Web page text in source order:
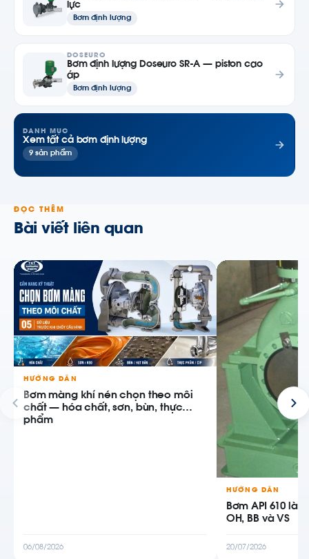
lực
Bơm định lượng
DOSEURO
Bơm định lượng Doseuro SR-A — piston cao
áp
Bơm định lượng
DANH MỤC
Xem tất cả bơm định lượng
9 sản phẩm
ĐỌC THÊM
Bài viết liên quan
HƯỚNG DẪN
Bơm màng khí nén chọn theo môi
chất — hóa chất, sơn, bùn, thực
phẩm
06/08/2026
HƯỚNG DẪN
Bơm API 610 là
OH, BB và VS
20/07/2026